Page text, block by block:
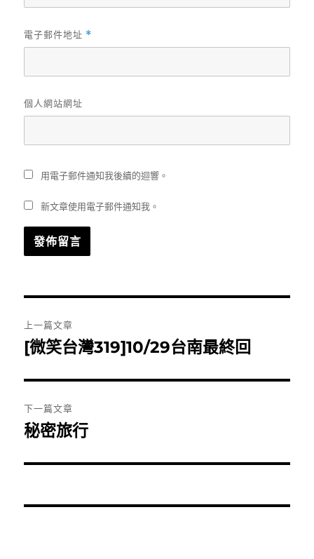
電子郵件地址 *
個人網站網址
用電子郵件通知我後續的迴響。
新文章使用電子郵件通知我。
章
覽
上一篇文章
上
篇
文
章:
[微笑台灣319]10/29台南最終回
下一篇文章
下
篇
章:
秘密旅行